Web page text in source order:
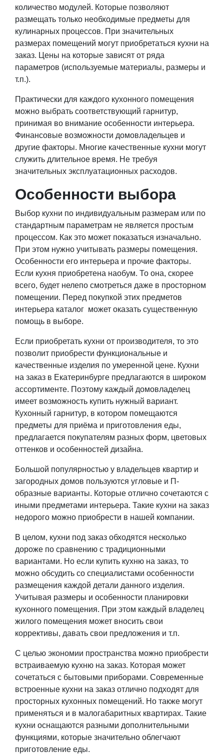
количество модулей. Которые позволяют
размещать только необходимые предметы для
кулинарных процессов. При значительных
размерах помещений могут приобретаться кухни на
заказ. Цены на которые зависят от ряда
параметров (используемые материалы, размеры и
т.п.).
Практически для каждого кухонного помещения
можно выбрать соответствующий гарнитур,
принимая во внимание особенности интерьера.
Финансовые возможности домовладельцев и
другие факторы. Многие качественные кухни могут
служить длительное время. Не требуя
значительных эксплуатационных расходов.
Особенности выбора
Выбор кухни по индивидуальным размерам или по
стандартным параметрам не является простым
процессом. Как это может показаться изначально.
При этом нужно учитывать размеры помещения.
Особенности его интерьера и прочие факторы.
Если кухня приобретена наобум. То она, скорее
всего, будет нелепо смотреться даже в просторном
помещении. Перед покупкой этих предметов
интерьера каталог может оказать существенную
помощь в выборе.
Если приобретать кухни от производителя, то это
позволит приобрести функциональные и
качественные изделия по умеренной цене. Кухни
на заказ в Екатеринбурге предлагаются в широком
ассортименте. Поэтому каждый домовладелец
имеет возможность купить нужный вариант.
Кухонный гарнитур, в котором помещаются
предметы для приёма и приготовления еды,
предлагается покупателям разных форм, цветовых
оттенков и особенностей дизайна.
Большой популярностью у владельцев квартир и
загородных домов пользуются угловые и П-
образные варианты. Которые отлично сочетаются с
иными предметами интерьера. Такие кухни на заказ
недорого можно приобрести в нашей компании.
В целом, кухни под заказ обходятся несколько
дороже по сравнению с традиционными
вариантами. Но если купить кухню на заказ, то
можно обсудить со специалистами особенности
размещения каждой детали данного изделия.
Учитывая размеры и особенности планировки
кухонного помещения. При этом каждый владелец
жилого помещения может вносить свои
коррективы, давать свои предложения и т.п.
С целью экономии пространства можно приобрести
встраиваемую кухню на заказ. Которая может
сочетаться с бытовыми приборами. Современные
встроенные кухни на заказ отлично подходят для
просторных кухонных помещений. Но также могут
применяться и в малогабаритных квартирах. Такие
кухни оснащаются разными дополнительными
функциями, которые значительно облегчают
приготовление еды.